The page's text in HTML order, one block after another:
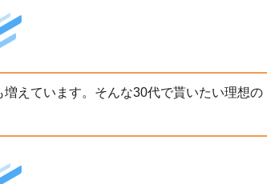
えています。そんな30代で貰いたい理想の